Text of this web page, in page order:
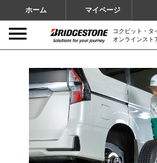
ホーム マイページ
コクピット・
オンラインスト